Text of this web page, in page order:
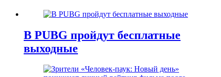
В PUBG пройдут бесплатные
выходные